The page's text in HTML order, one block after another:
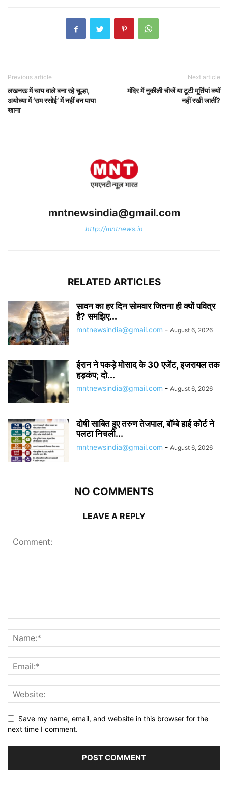
Previous article
लखनऊ में चाय वाले बना रहे चूल्हा,
अयोध्या में ‘राम रसोई’ में नहीं बन पाया
खाना
Next article
मंदिर में नुकीली चीजें या टूटी मूर्तियां क्यों
नहीं रखी जातीं?
mntnewsindia@gmail.com
http://mntnews.in
RELATED ARTICLES
सावन का हर दिन सोमवार जितना ही क्यों पवित्र
है? समझिए...
mntnewsindia@gmail.com - August 6, 2026
ईरान ने पकड़े मोसाद के 30 एजेंट, इजरायल तक
हड़कंप; दो...
mntnewsindia@gmail.com - August 6, 2026
दोषी साबित हुए तरुण तेजपाल, बॉम्बे हाई कोर्ट ने
पलटा निचली...
mntnewsindia@gmail.com - August 6, 2026
NO COMMENTS
LEAVE A REPLY
Save my name, email, and website in this browser for the
next time I comment.